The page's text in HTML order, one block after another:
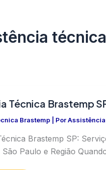
Técnica Brastemp
Brastemp | PorAssistência
Brastemp SP:
São Paulo e Região